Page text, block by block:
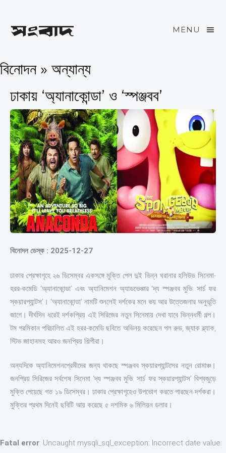
MENU
বিনোদন » অন্যান্য
ঢাকায় ‘অ্যানাকোন্ডা’ ও ‘স্পঞ্জবব’
বিনোদন ডেস্ক : 2025-12-27
ঢাকার প্রেক্ষাগৃহে ২৬ ডিসেম্বর একসঙ্গে মুক্তি পেল দুই ভিন্ন ঘরানার হলিউড সিনেমা-
হরর-কমেডি ‘অ্যানাকোন্ডা’ এবং অ্যানিমেশন অ্যাডভেঞ্চার ‘দ্য স্পঞ্জবব মুভি: সার্চ ফর
স্কয়ারপ্যান্টস’। ‘অ্যানাকোন্ডা’ নামটি শুনলেই দর্শকের মনে ভয় আর উত্তেজনার অনুভূতি
জাগে। দীর্ঘদিন ধরেই দর্শকপ্রিয় এই সিরিজের নতুন সিনেমায় দেখা যাবে ভিন্নধর্মী গল্প।
টম গরমিকান পরিচালিত এই হরর-কমেডি ছবিতে অভিনয় করেছেন পল রুড, জ্যাক ব্ল্যাক,
স্টিভ জাহানসহ আরও জনপ্রিয় শিল্পীরা।
অন্যদিকে অ্যানিমেশনপ্রেমীদের জন্য থাকছে স্পঞ্জবব স্কয়ারপ্যান্টসের নতুন রোমাঞ্চ।
জনপ্রিয় সিরিজের সর্বশেষ সিনেমা ‘দ্য স্পঞ্জবব মুভি: সার্চ ফর স্কয়ারপ্যান্টস’ বিশ্বজুড়ে
মুক্তি পেয়েছে গত ১৯ ডিসেম্বর। ঢাকার প্রেক্ষাগৃহেও উপভোগ করতে পারছেন দর্শকরা।
মুক্তির প্রথম দিনেই ছবিটি আয় করেছে ৫ দশমিক ৬ মিলিয়ন ডলার।
Fatal error: Uncaught mysqli_sql_exception: Incorrect date value: